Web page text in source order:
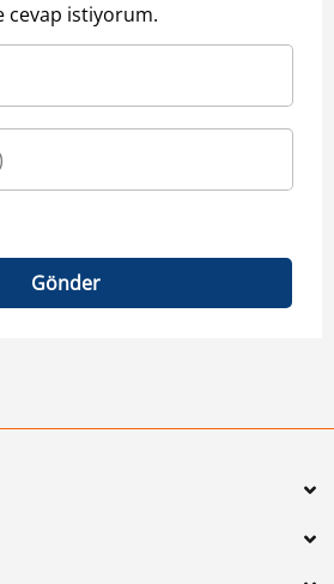
cevap istiyorum.
Gönder